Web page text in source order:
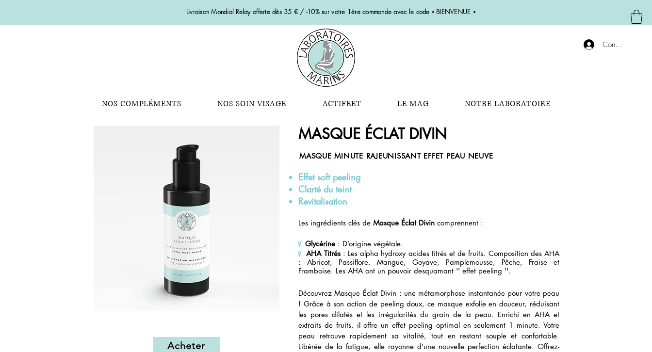
Livraison Mondial Relay offerte dès 35 € / -10% sur votre 1ère commande avec le code « BIENVENUE »
Connexion
NOS COMPLÉMENTS NOS SOIN VISAGE ACTIFEET LE MAG NOTRE LABORATOIRE
Acheter
MASQUE ÉCLAT DIVIN
Effet soft peeling
Clarté du teint
Revitalisation
Les ingrédients clés de Masque Éclat Divin comprennent :
V Glycérine : D’origine végétale.
V AHA Titrés: Les alpha hydroxy acides titrés et de fruits. Composition des AHA
: Abricot, Passiflore, Mangue, Goyave, Pamplemousse, Pêche, Fraise et
Framboise. Les AHA ont un pouvoir desquamant '' effet peeling ''.
Découvrez Masque Éclat Divin : une métamorphose instantanée pour votre peau
! Grâce à son action de peeling doux, ce masque exfolie en douceur, réduisant
les pores dilatés et les irrégularités du grain de la peau. Enrichi en AHA et
extraits de fruits, il offre un effet peeling optimal en seulement 1 minute. Votre
peau retrouve rapidement sa vitalité, tout en restant souple et confortable.
Libérée de la fatigue, elle rayonne d'une nouvelle perfection éclatante. Offrez-
MASQUE MINUTE RAJEUNISSANT EFFET PEAU NEUVE